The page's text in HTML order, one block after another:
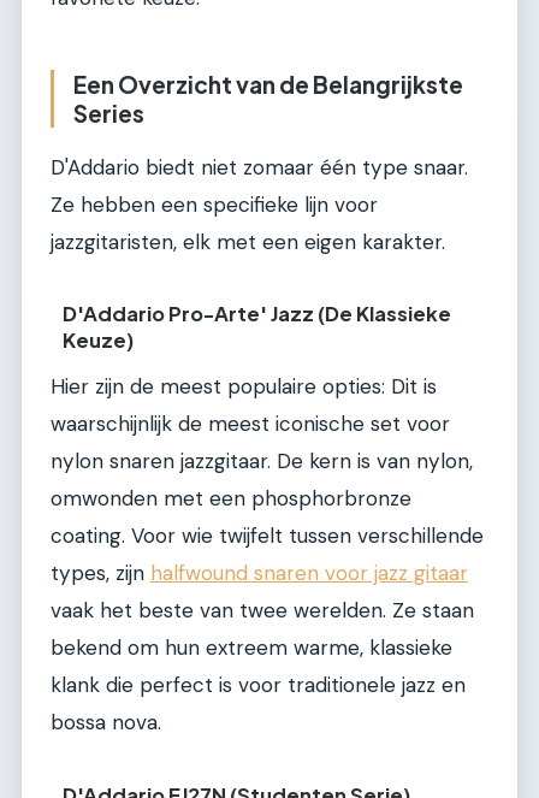
Een Overzicht van de Belangrijkste
Series
D'Addario biedt niet zomaar één type snaar.
Ze hebben een specifieke lijn voor
jazzgitaristen, elk met een eigen karakter.
D'Addario Pro-Arte' Jazz (De Klassieke
Keuze)
Hier zijn de meest populaire opties: Dit is
waarschijnlijk de meest iconische set voor
nylon snaren jazzgitaar. De kern is van nylon,
omwonden met een phosphorbronze
coating. Voor wie twijfelt tussen verschillende
types, zijn halfwound snaren voor jazz gitaar
vaak het beste van twee werelden. Ze staan
bekend om hun extreem warme, klassieke
klank die perfect is voor traditionele jazz en
bossa nova.